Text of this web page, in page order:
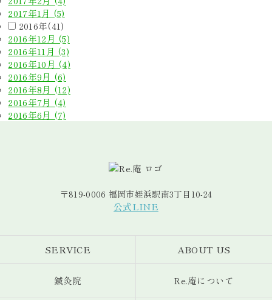
2017年1月 (5)
2016年(41)
2016年12月 (5)
2016年11月 (3)
2016年10月 (4)
2016年9月 (6)
2016年8月 (12)
2016年7月 (4)
2016年6月 (7)
〒819-0006 福岡市姪浜駅南3丁目10-24
公式LINE
SERVICE
鍼灸院
ABOUT US
Re.庵について